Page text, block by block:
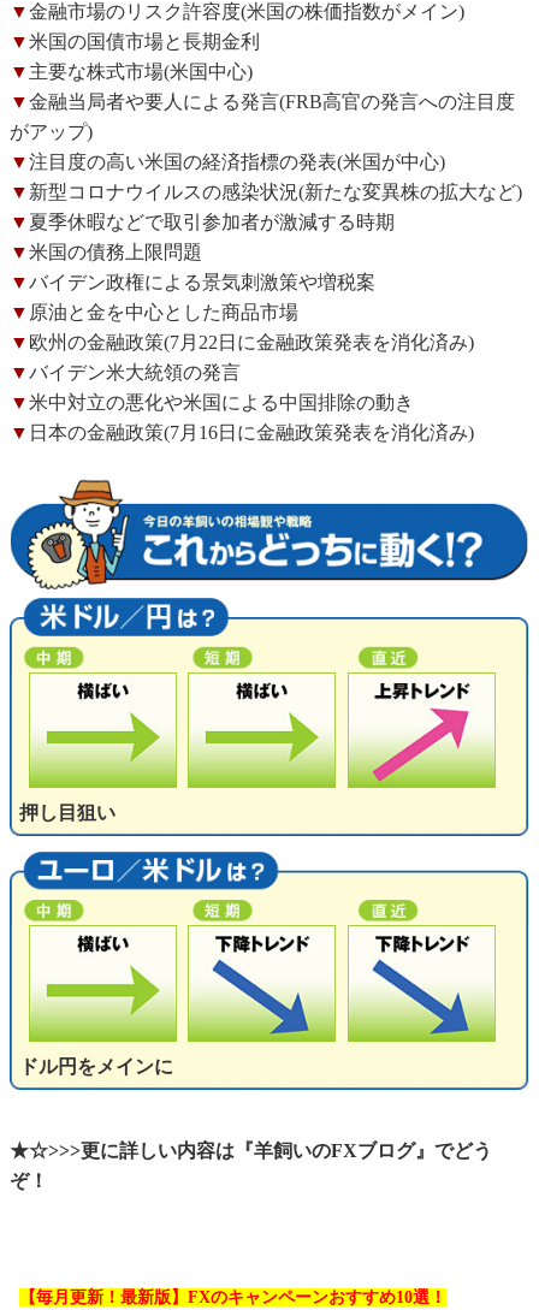
▼金融市場のリスク許容度(米国の株価指数がメイン)
▼米国の国債市場と長期金利
▼ 主要な株式市場(米国中心)
▼金融当局者や要人による発言(FRB高官の発言への注目度
がアップ)
▼注目度の高い米国の経済指標の発表(米国が中心)
▼ 新型コロナウイルスの感染状況(新たな変異株の拡大など)
▼ 夏季休暇などで取引参加者が激減する時期
▼米国の債務上限問題
▼バイデン政権による景気刺激策や増税案
▼ 原油と金を中心とした商品市場
▼ 欧州の金融政策(7月22日に金融政策発表を消化済み)
▼バイデン米大統領の発言
▼米中対立の悪化や米国による中国排除の動き
▼ 日本の金融政策(7月16日に金融政策発表を消化済み)
押し目狙い
ドル円をメインに
★☆>>>更に詳しい内容は『羊飼いのFXブログ』でどう
ぞ！
【毎月更新！最新版】FXのキャンペーンおすすめ10選！